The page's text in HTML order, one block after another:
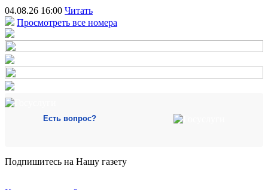
04.08.26 16:00 Читать
Просмотреть все номера
Есть вопрос?
Подпишитесь на Нашу газету